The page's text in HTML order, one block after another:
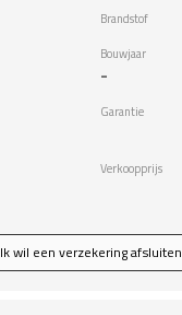
Brandstof
Bouwjaar
-
Garantie
Verkoopprijs
Ik wil een verzekering afsluiten